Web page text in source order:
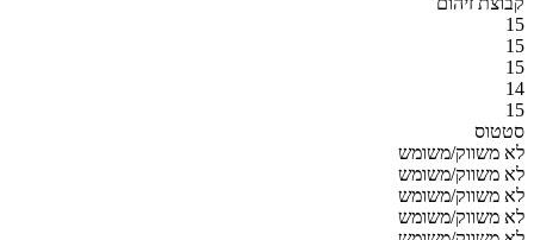
15
15
15
14
15
סטטוס
לא משווק/משומש
לא משווק/משומש
לא משווק/משומש
לא משווק/משומש